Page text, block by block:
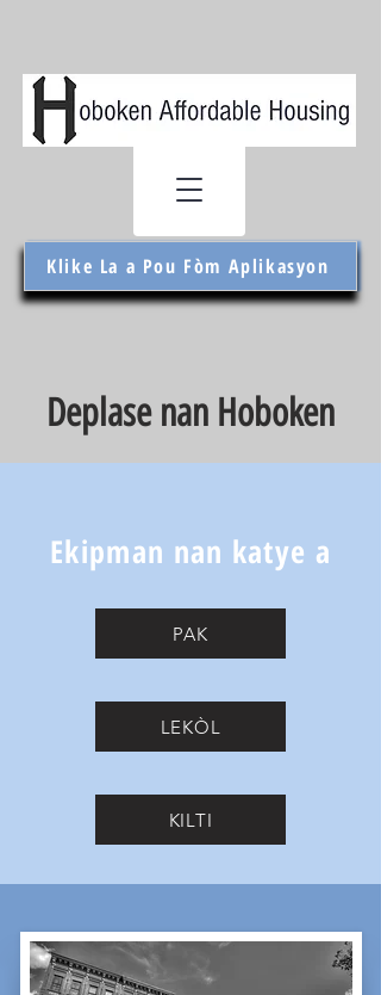
Klike La a Pou Fòm Aplikasyon
Deplase nan Hoboken
Ekipman nan katye a
PAK
LEKÒL
KILTI